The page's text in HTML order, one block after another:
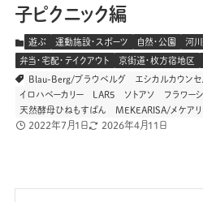
子ピクニック編
遊ぶ 運動施設・スポーツ 自然・公園 河
弁当・宅配・テイクアウト 京街道・枚方宿地区
Blau-Berg/ブラウベルグ エシカルカウン
イロハベーカリー
LAR5 ソトアソ
フラワー
天然酵母ひねもすぱん
MEKEARISA/メケア
2022年7月1日 2026年4月11日